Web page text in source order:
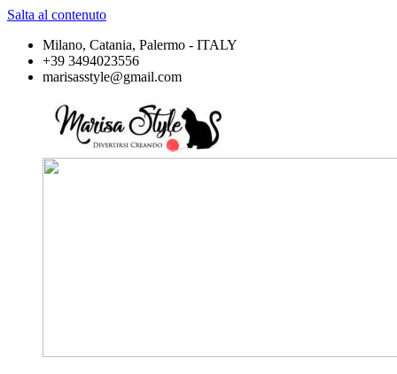
Salta al contenuto
Milano, Catania, Palermo - ITALY
+39 3494023556
marisasstyle@gmail.com